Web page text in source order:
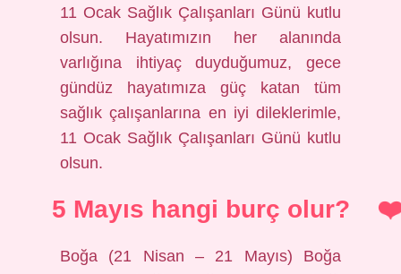
11 Ocak Sağlık Çalışanları Günü kutlu
olsun. Hayatımızın her alanında
varlığına ihtiyaç duyduğumuz, gece
gündüz hayatımıza güç katan tüm
sağlık çalışanlarına en iyi dileklerimle,
11 Ocak Sağlık Çalışanları Günü kutlu
olsun.
5 Mayıs hangi burç olur?
Boğa (21 Nisan – 21 Mayıs) Boğa